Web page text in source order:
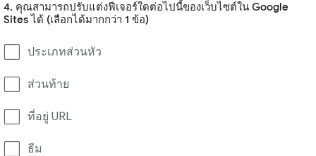
4. คุณสามารถปรับแต่งฟีเจอร์ใดต่อไปนี้ของเว็บไซต์ใน Google
Sites ได้ (เลือกได้มากกว่า 1 ข้อ)
ประเภทส่วนหัว
ส่วนท้าย
ที่อยู่ URL
ธีม